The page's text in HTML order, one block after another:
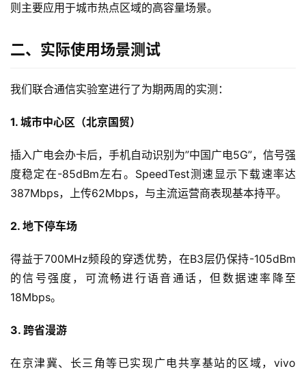
则主要应用于城市热点区域的高容量场景。
二、实际使用场景测试
我们联合通信实验室进行了为期两周的实测：
1. 城市中心区（北京国贸）
插入广电会办卡后，手机自动识别为”中国广电5G”，信号强
度稳定在-85dBm左右。SpeedTest测速显示下载速率达
387Mbps，上传62Mbps，与主流运营商表现基本持平。
2. 地下停车场
得益于700MHz频段的穿透优势，在B3层仍保持-105dBm
的信号强度，可流畅进行语音通话，但数据速率降至
18Mbps。
3. 跨省漫游
在京津冀、长三角等已实现广电共享基站的区域，vivo